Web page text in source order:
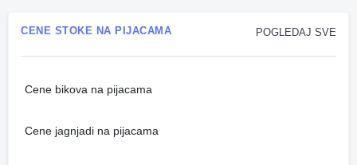
POGLEDAJ SVE
CENE STOKE NA PIJACAMA
Cene bikova na pijacama
Cene jagnjadi na pijacama